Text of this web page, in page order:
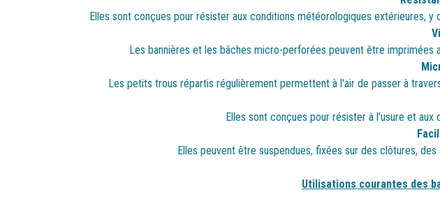
Elles sont conçues pour résister aux conditions météorologiques extérieures,
Les bannières et les bâches micro-perforées peuvent être imprimées
Les petits trous répartis régulièrement permettent à l'air de passer à
Elles sont conçues pour résister à l'usure et
Elles peuvent être suspendues, fixées sur des clôtures,
Utilisations courantes des